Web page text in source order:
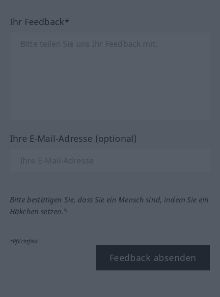
Ihr Feedback*
Ihre E-Mail-Adresse (optional)
Bitte bestätigen Sie, dass Sie ein Mensch sind, indem Sie ein
Häkchen setzen.*
*Pflichtfeld
Feedback absenden